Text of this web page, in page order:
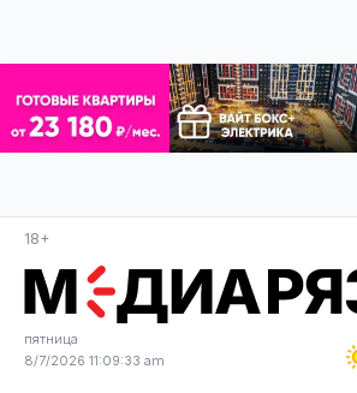
18+
пятница
8/7/2026 11:09:34 am